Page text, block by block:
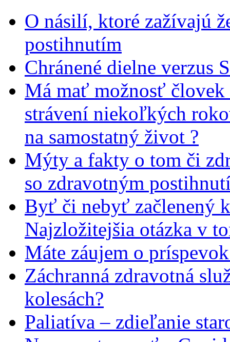
O násilí, ktoré zažívajú
postihnutím
Chránené dielne verzus
Má mať možnosť
strávení niekoľkých
na samostatný život ?
Mýty a fakty o tom či
so zdravotným
Byť či nebyť začlenený
Najzložitejšia otázka v
Máte záujem o
Záchranná zdravotná
kolesách?
Paliatíva – zdieľanie